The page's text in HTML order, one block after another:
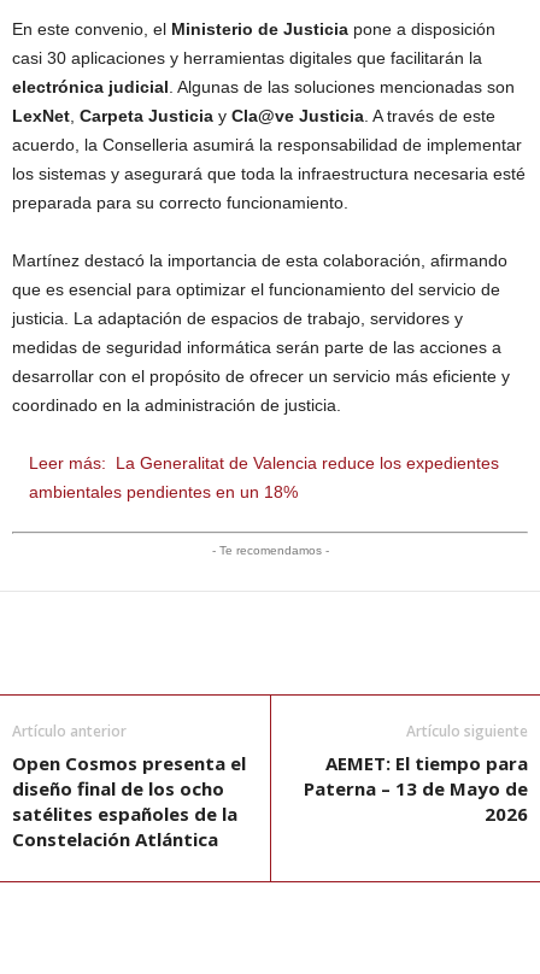
En este convenio, el Ministerio de Justicia pone a disposición
casi 30 aplicaciones y herramientas digitales que facilitarán la
electrónica judicial. Algunas de las soluciones mencionadas son
LexNet, Carpeta Justicia y Cla@ve Justicia. A través de este
acuerdo, la Conselleria asumirá la responsabilidad de implementar
los sistemas y asegurará que toda la infraestructura necesaria esté
preparada para su correcto funcionamiento.
Martínez destacó la importancia de esta colaboración, afirmando
que es esencial para optimizar el funcionamiento del servicio de
justicia. La adaptación de espacios de trabajo, servidores y
medidas de seguridad informática serán parte de las acciones a
desarrollar con el propósito de ofrecer un servicio más eficiente y
coordinado en la administración de justicia.
Leer más:
La Generalitat de Valencia reduce los expedientes
ambientales pendientes en un 18%
- Te recomendamos -
Artículo anterior
Open Cosmos presenta el
diseño final de los ocho
satélites españoles de la
Constelación Atlántica
Artículo siguiente
AEMET: El tiempo para
Paterna – 13 de Mayo de
2026